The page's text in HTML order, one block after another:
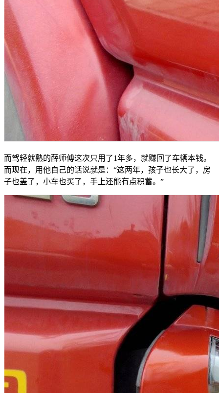
而驾轻就熟的薛师傅这次只用了1年多，就赚回了车辆本钱。
而现在，用他自己的话说就是：“这两年，孩子也长大了，房
子也盖了，小车也买了，手上还能有点积蓄。”